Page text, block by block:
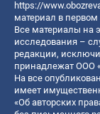
https://
материал в
Все материалы на
исследования –
редакции,
принадлежат ООО
На все
имеет
«Об авторских